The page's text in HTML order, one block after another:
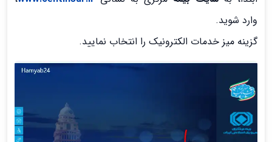
وارد شوید.
گزینه میز خدمات الکترونیک را انتخاب نمایید.